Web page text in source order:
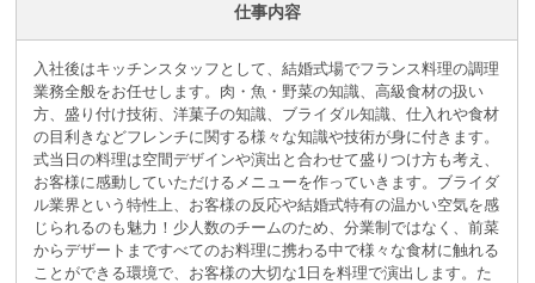
仕事内容
入社後はキッチンスタッフとして、結婚式場でフランス料理の調理
業務全般をお任せします。肉・魚・野菜の知識、高級食材の扱い
方、盛り付け技術、洋菓子の知識、ブライダル知識、仕入れや食材
の目利きなどフレンチに関する様々な知識や技術が身に付きます。
式当日の料理は空間デザインや演出と合わせて盛りつけ方も考え、
お客様に感動していただけるメニューを作っていきます。ブライダ
ル業界という特性上、お客様の反応や結婚式特有の温かい空気を感
じられるのも魅力！少人数のチームのため、分業制ではなく、前菜
からデザートまですべてのお料理に携わる中で様々な食材に触れる
ことができる環境で、お客様の大切な1日を料理で演出します。た